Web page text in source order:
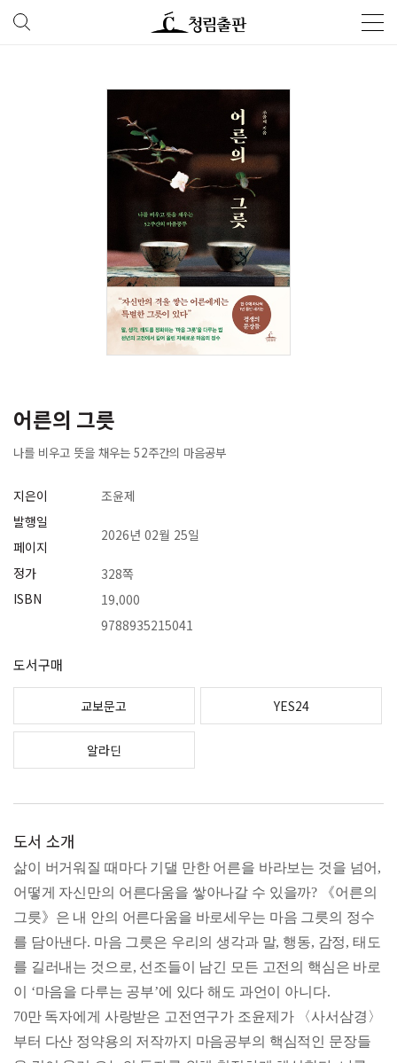
어른의 그릇
나를 비우고 뜻을 채우는 52주간의 마음공부
지은이
발행일
페이지
정가
ISBN
조윤제
2026년 02월 25일
328쪽
19,000
9788935215041
도서구매
교보문고 YES24
알라딘
도서 소개
삶이 버거워질 때마다 기댈 만한 어른을 바라보는 것을 넘어,
어떻게 자신만의 어른다움을 쌓아나갈 수 있을까? 《어른의
그릇》은 내 안의 어른다움을 바로세우는 마음 그릇의 정수
를 담아낸다. 마음 그릇은 우리의 생각과 말, 행동, 감정, 태도
를 길러내는 것으로, 선조들이 남긴 모든 고전의 핵심은 바로
이 ‘마음을 다루는 공부’에 있다 해도 과언이 아니다.
70만 독자에게 사랑받은 고전연구가 조윤제가 〈사서삼경〉
부터 다산 정약용의 저작까지 마음공부의 핵심적인 문장들